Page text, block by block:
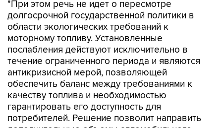
области экологических требований к
моторному топливу. Установленные
послабления действуют исключительно в
течение ограниченного периода и являются
антикризисной мерой, позволяющей
обеспечить баланс между требованиями к
качеству топлива и необходимостью
гарантировать его доступность для
потребителей. Решение позволит направить
дополнительные объемы автомобильного
бензина на внутренний рынок, сохранить